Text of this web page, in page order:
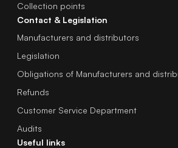
Collection points
Contact & Legislation
Manufacturers and distributors
Legislation
Obligations of Manufacturers and
Refunds
Customer Service Department
Audits
Useful links